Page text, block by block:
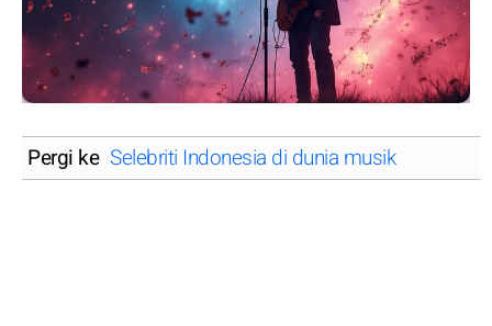
Pergi ke Selebriti Indonesia di dunia musik